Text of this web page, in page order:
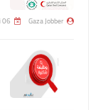
Gaza Jobber 06 نوفمبر 2025